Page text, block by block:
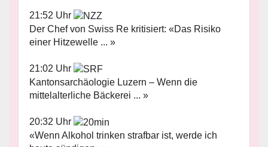
21:52 Uhr
Der Chef von Swiss Re kritisiert: «Das Risiko
einer Hitzewelle ... »
21:02 Uhr
Kantonsarchäologie Luzern – Wenn die
mittelalterliche Bäckerei ... »
20:32 Uhr
«Wenn Alkohol trinken strafbar ist, werde ich